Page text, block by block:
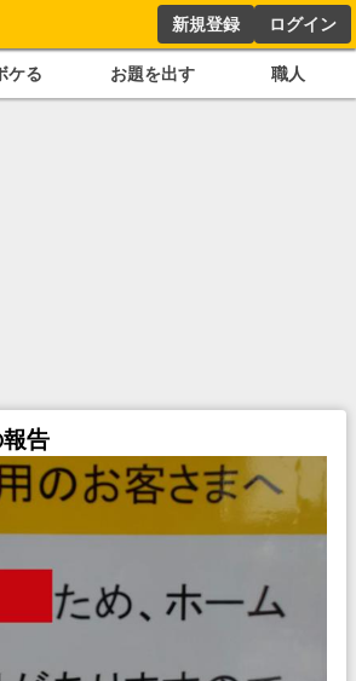
新規登録 ログイン
ケる お題を出す 職人
告